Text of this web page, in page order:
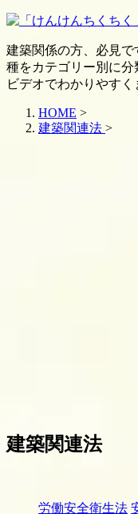
建築関係の方、必見
種をカテゴリー別に分
ビデオでわかりやすく
HOME >
建築関連法 >
建築関連法
労働安全衛生法